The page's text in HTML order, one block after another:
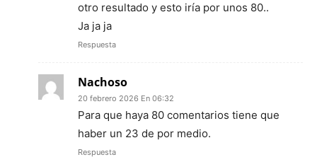
otro resultado y esto iría por unos 80..
Ja ja ja
Respuesta
Nachoso
20 febrero 2026 En 06:32
Para que haya 80 comentarios tiene que
haber un 23 de por medio.
Respuesta